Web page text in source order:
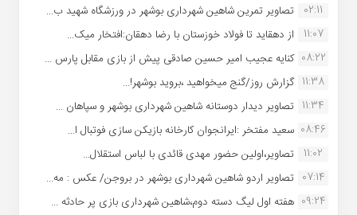
02:11
تصاویر تمرین شاهین شهردارى بوشهر در ورزشگاه شهید ب...
11:07
از دهقاید تا فولاد خوزستان با رضا دهقان:افتخار میک...
08:22 کنایه عجیب امیر حسین صادقی پیش از بازی مقابل پارس ...
11:38 گزارش روز/گنج میخواهید ،بروید بوشهر!...
11:34 تصاویر دیدار دوستانه شاهین شهردارى بوشهر و سپاهان ...
08:46 سعید مفتخر :ایرانجوان کارخانه بازیکن سازی فوتبال ا...
11:02
تصاویر،اولین حضور مهدی قائدی با لباس استقلال...
07:14 تصاویر اردو شاهین شهرداری بوشهر در بروجن/ عکس : مه...
09:24 هفته اول لیگ دسته دوم،شاهین شهرداری بازی پر حادثه ...